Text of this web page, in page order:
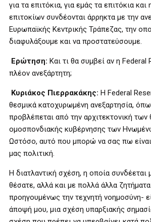
για τα επιτόκια, για εμάς τα επιτόκια και
επιτοκίων συνδέονται άρρηκτα με την
Ευρωπαϊκής Κεντρικής Τράπεζας, την
διαφυλάξουμε και να προστατεύσουμε.
Ερώτηση: Και τι θα συμβεί αν η Federal
πλέον ανεξάρτητη;
Κυριάκος Πιερρακάκης: Η Federal
θεσμικά κατοχυρωμένη ανεξαρτησία,
προβλέπεται από την αρχιτεκτονική
ομοσπονδιακής κυβέρνησης των
Ωστόσο, αυτό που μπορώ να σας πω είναι
μας πολιτική.
Η διατλαντική σχέση, η οποία συνδέεται
θέσατε, αλλά και με πολλά άλλα
προηγουμένως την τεχνητή νοημοσύνη-
άποψή μου, μια σχέση υπαρξιακής